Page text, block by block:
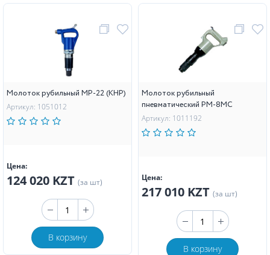
Молоток рубильный МР-22 (КНР)
Артикул: 1051012
Цена:
124 020 KZT (за шт)
В корзину
Молоток рубильный
пневматический РМ-8МС
Артикул: 1011192
Цена:
217 010 KZT (за шт)
В корзину